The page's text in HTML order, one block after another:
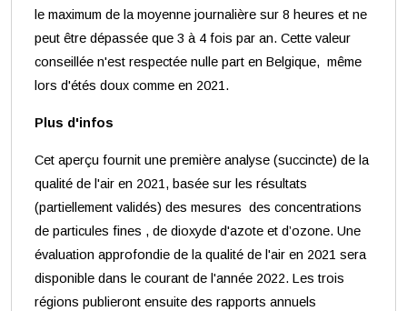
le maximum de la moyenne journalière sur 8 heures et ne
peut être dépassée que 3 à 4 fois par an. Cette valeur
conseillée n'est respectée nulle part en Belgique, même
lors d'étés doux comme en 2021.
Plus d'infos
Cet aperçu fournit une première analyse (succincte) de la
qualité de l'air en 2021, basée sur les résultats
(partiellement validés) des mesures des concentrations
de particules fines , de dioxyde d'azote et d’ozone. Une
évaluation approfondie de la qualité de l'air en 2021 sera
disponible dans le courant de l'année 2022. Les trois
régions publieront ensuite des rapports annuels